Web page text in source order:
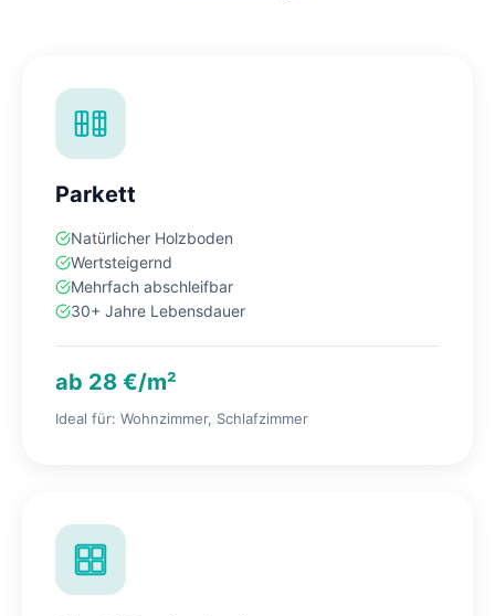
Parkett
Natürlicher Holzboden
Wertsteigernd
Mehrfach abschleifbar
30+ Jahre Lebensdauer
ab 28 €/m²
Ideal für: Wohnzimmer, Schlafzimmer